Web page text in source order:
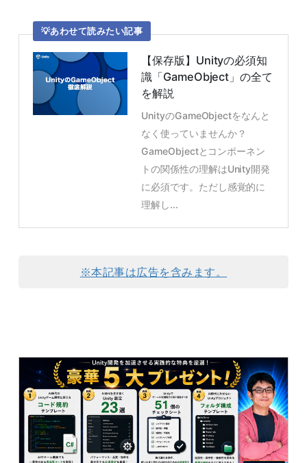
あわせて読みたい記事
【保存版】Unityの必須知
識「GameObject」の全て
を解説
UnityのGameObjectをなんと
なく使っていませんか？
GameObjectとコンポーネン
トの関係性の理解はUnity開発
に必須です。ただし感覚的に
理解し...
※本記事は広告を含みます。